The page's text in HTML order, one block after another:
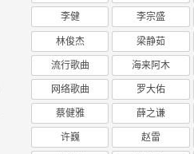
李健 李宗盛
林俊杰 梁静茹
流行歌曲 海来阿木
网络歌曲 罗大佑
蔡健雅 薛之谦
许巍 赵雷